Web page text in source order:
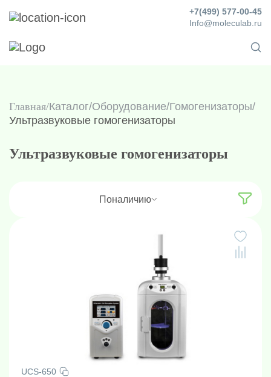
Info@moleculab.ru
+7(499) 577-00-45
Главная Каталог/Оборудование/Гомогенизаторы/
Ультразвуковые гомогенизаторы
Ультразвуковые гомогенизаторы
Поналичию
UCS-650